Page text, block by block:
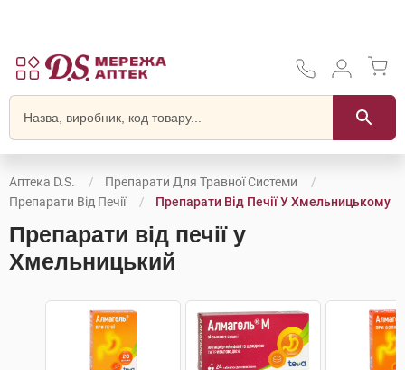
Аптека D.S.
Препарати Для Травної Системи
Препарати Від Печії
Препарати Від Печії У Хмельницькому
Препарати від печії у
Хмельницький